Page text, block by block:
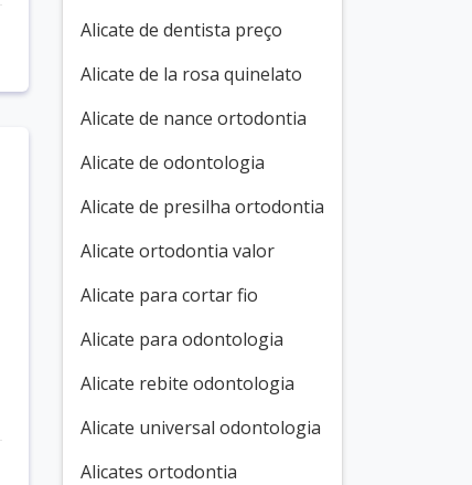
Alicate de dentista preço
Alicate de la rosa quinelato
Alicate de nance ortodontia
Alicate de odontologia
Alicate de presilha ortodontia
Alicate ortodontia valor
Alicate para cortar fio
Alicate para odontologia
Alicate rebite odontologia
Alicate universal odontologia
Alicates ortodontia